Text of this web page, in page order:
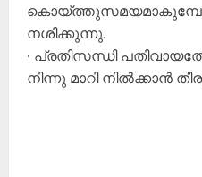
നശിക്കുന്നു.
∙ പ്രതിസന്ധി
നിന്നു മാറി നിൽക്കാൻ